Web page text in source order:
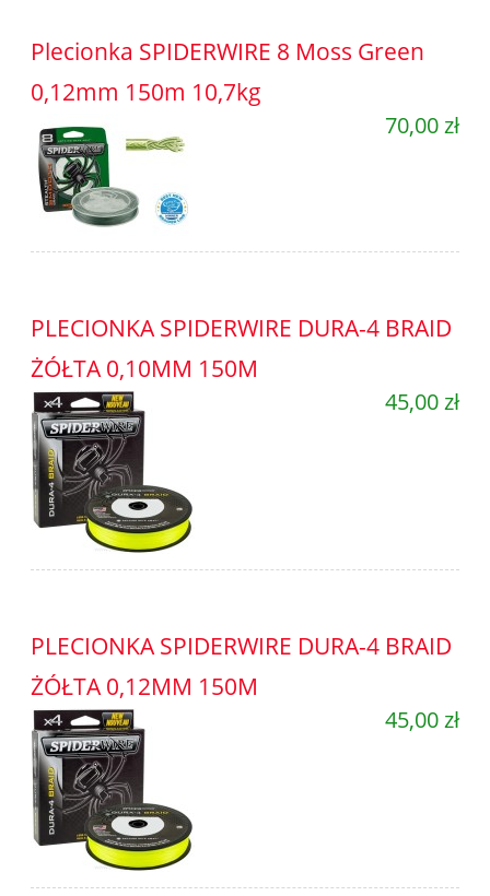
Plecionka SPIDERWIRE 8 Moss Green
0,12mm 150m 10,7kg
70,00 zł
PLECIONKA SPIDERWIRE DURA-4 BRAID
ŻÓŁTA 0,10MM 150M
45,00 zł
PLECIONKA SPIDERWIRE DURA-4 BRAID
ŻÓŁTA 0,12MM 150M
45,00 zł